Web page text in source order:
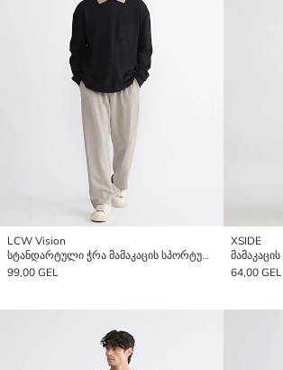
LCW Vision
სტანდარტული ჭრა მამაკაცის სპორტული შარვალი
99,00 GEL
XSIDE
64,00 GEL